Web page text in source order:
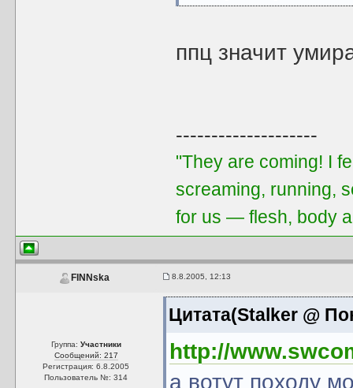
ппц значит
--------------------
"They are coming! I
screaming, running,
for us — flesh, body
FINNska 8.8.2005, 12:13
Группа: Участники
Сообщений: 217
Регистрация: 6.8.2005
Пользователь №: 314
Цитата(Stalker @
http://
а вотут походу